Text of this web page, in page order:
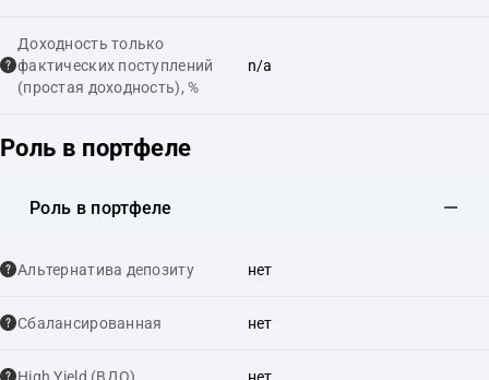
Доходность только
фактических поступлений
(простая доходность), %
n/a
Роль в портфеле
Роль в портфеле
Альтернатива депозиту нет
Сбалансированная нет